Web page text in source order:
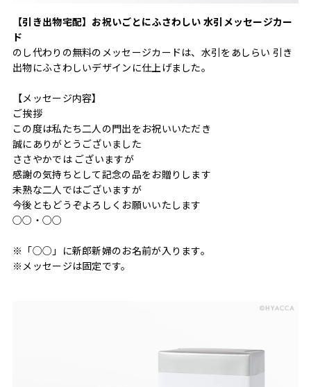
【引き出物宅配】お祝いごとにふさわしい 水引メッセージカー
ド
のし代わりの無料のメッセージカードは、水引をあしらい 引き
出物にふさわしいデザインに仕上げました。
【メッセージ内容】
ご挨拶
この度は私たち二人の門出をお祝いいただき
誠にありがとうございました
ささやかでは ございますが
感謝の気持ちとして記念の品をお贈りします
未熟な二人ではございますが
今後ともどうぞよろしくお願いいたします
○○・○○
※「○○」に新郎新婦のお名前が入ります。
※メッセージは固定です。